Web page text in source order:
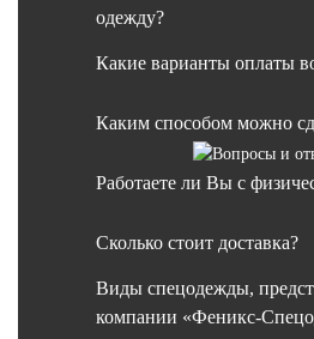
одежду?
Какие варианты оплаты
Каким способом можно
Работаете ли Вы с
Сколько стоит доставка?
Виды спецодежды,
компании «Феникс-